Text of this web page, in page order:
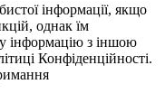
інформації, якщо
однак їм
інформацію з іншою
Конфіденційності.